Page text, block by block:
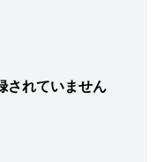
されていません